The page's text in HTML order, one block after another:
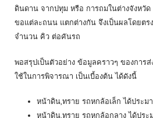
ดินดาน จากปทุม หรือ การถมในต่างจังหวั
ขอแต่ละถนน แตกต่างกัน จึงเป็นผลโดยตร
จำนวน คิว ต่อคันรถ
พอสรุปเป็นตัวอย่าง ข้อมูลคราวๆ ของการส่
ใช้ในการพิจารณา เป็นเบี้องต้น ได้ดังนี้
หน้าดิน,ทราย รถหกล้อเล็ก ได้ประ
หน้าดิน,ทราย รถหกล้อกลาง ได้ปร